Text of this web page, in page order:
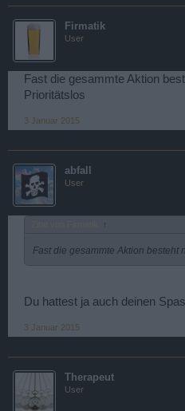
Firmatik
User
Fast die gesammte Aktion
Prioritätslos
3 Januar 2015
abfall
User
↑
Fast die gesammte Aktion besteht
Du hattest ja auch deinen
3 Januar 2015
Therapeut
User